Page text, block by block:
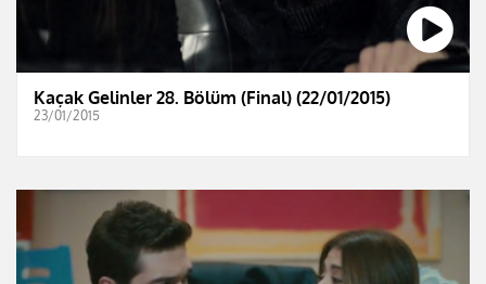
Kaçak Gelinler 28. Bölüm (Final) (22/01/2015)
23/01/2015